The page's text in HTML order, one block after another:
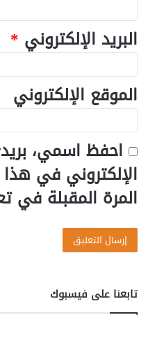
البريد الإلكتروني *
الموقع الإلكتروني
احفظ اسمي،
الإلكتروني في
المرة المقبلة في
تابعنا على فيسبوك